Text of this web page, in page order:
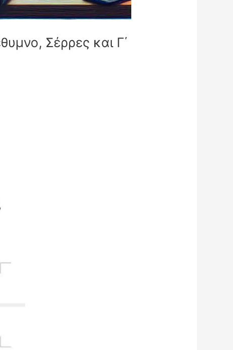
Σέρρες και Γ΄